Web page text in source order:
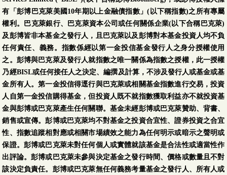
有「彭博巴克萊美國10年期以上金融債指數」(以下稱指數)之所有專屬
權利。巴克萊銀行、巴克萊資本公司或任何關係企業(以下合稱巴克萊)
及彭博皆非本基金之發行人，且巴克萊以及彭博對本基金投資人均不負
任何責任、義務。指數係經以第一金投信基金發行人之身分授權使用
之。彭博與巴克萊及發行人就指數之唯一關係為指數之授權，此一授權
乃經BISL或任何接任人之決定、編撰及計算，不涉及發行人或基金或基
金所有人。第一金投信得逕行與巴克萊或相關基金指數進行交易，投資
人自第一金投信購得基金，但投資人既不就指數獲取利益亦不就投資基
金與彭博或巴克萊產生任何關聯。基金未經彭博或巴克萊贊助、背書、
銷售或宣傳。彭博或巴克萊均不對基金之投資合宜性、證券投資之合宜
性、指數追蹤相對應或相關市場績效之能力為任何明示或暗示之聲明或
保證。彭博或巴克萊未對任何個人或實體就該基金是合法性或適當性作
出評論。彭博或巴克萊未參與決定基金之發行時間、價格或數量且不對
該決定負責任。彭博或巴克萊無任何義務考量基金之發行人、所有人或